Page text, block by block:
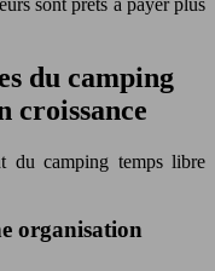
du camping
croissance
du camping temps libre
organisation